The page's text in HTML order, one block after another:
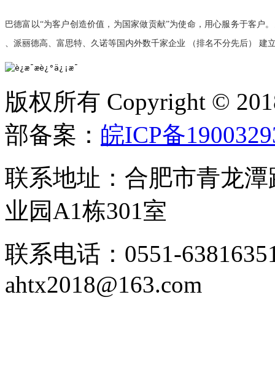
巴德富以“为客户创造价值，为国家做贡献”为使命，用心服务于客户
、派丽德高、富思特、久诺等国内外数千家企业 （排名不分先后）
版权所有 Copyright ©
部备案： 皖ICP备
联系地址：合肥市青龙
业园A1栋301室
联系电话：0551-
ahtx2018@163.com